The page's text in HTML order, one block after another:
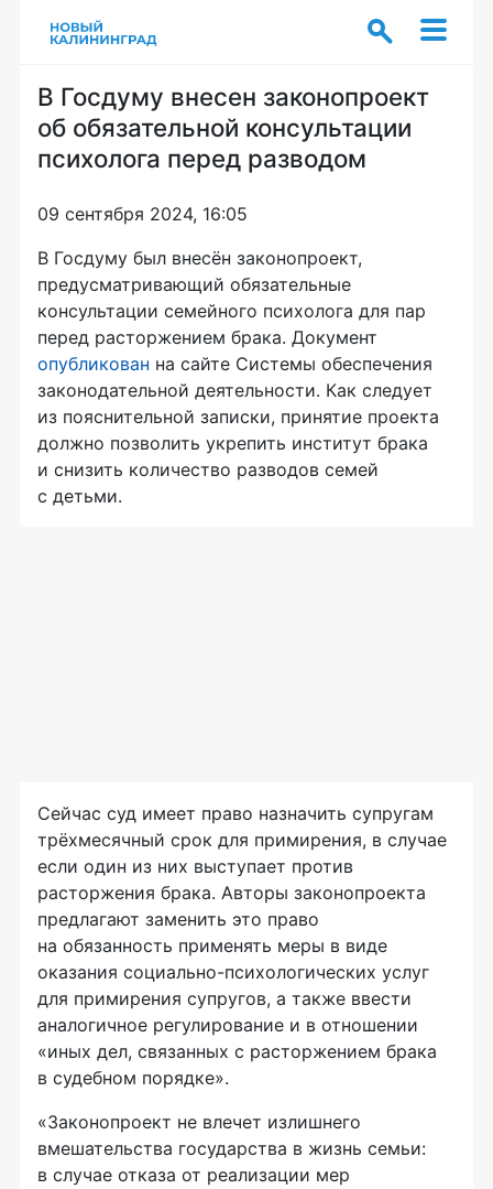
В Госдуму внесен законопроект
об обязательной консультации
психолога перед разводом
09 сентября 2024, 16:05
В Госдуму был внесён законопроект,
предусматривающий обязательные
консультации семейного психолога для пар
перед расторжением брака. Документ
опубликован на сайте Системы обеспечения
законодательной деятельности. Как следует
из пояснительной записки, принятие проекта
должно позволить укрепить институт брака
и снизить количество разводов семей
с детьми.
Сейчас суд имеет право назначить супругам
трёхмесячный срок для примирения, в случае
если один из них выступает против
расторжения брака. Авторы законопроекта
предлагают заменить это право
на обязанность применять меры в виде
оказания социально-психологических услуг
для примирения супругов, а также ввести
аналогичное регулирование и в отношении
«иных дел, связанных с расторжением брака
в судебном порядке».
«Законопроект не влечет излишнего
вмешательства государства в жизнь семьи:
в случае отказа от реализации мер